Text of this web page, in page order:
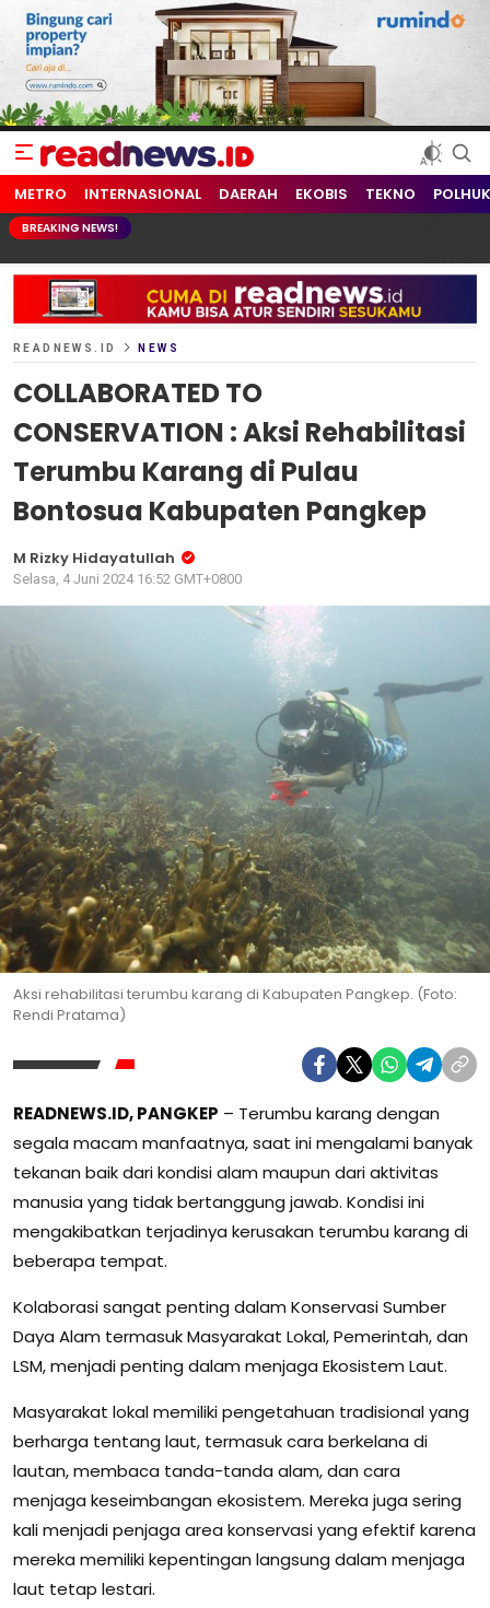
readnews.id
Berita Terkini, Update Terbaru Hari ini dari Indonesia dan Dunia
METRO INTERNASIONAL DAERAH EKOBIS TEKNO
BREAKING NEWS!
READNEWS.ID NEWS
COLLABORATED TO
CONSERVATION : Aksi Rehabilitasi
Terumbu Karang di Pulau
Bontosua Kabupaten Pangkep
M Rizky Hidayatullah
Selasa, 4 Juni 2024 16:52 GMT+0800
Aksi rehabilitasi terumbu karang di Kabupaten Pangkep. (Foto:
Rendi Pratama)
READNEWS.ID, PANGKEP – Terumbu karang dengan
segala macam manfaatnya, saat ini mengalami banyak
tekanan baik dari kondisi alam maupun dari aktivitas
manusia yang tidak bertanggung jawab. Kondisi ini
mengakibatkan terjadinya kerusakan terumbu karang di
beberapa tempat.
Kolaborasi sangat penting dalam Konservasi Sumber
Daya Alam termasuk Masyarakat Lokal, Pemerintah, dan
LSM, menjadi penting dalam menjaga Ekosistem Laut.
Masyarakat lokal memiliki pengetahuan tradisional yang
berharga tentang laut, termasuk cara berkelana di
lautan, membaca tanda-tanda alam, dan cara
menjaga keseimbangan ekosistem. Mereka juga sering
kali menjadi penjaga area konservasi yang efektif karena
mereka memiliki kepentingan langsung dalam menjaga
laut tetap lestari.